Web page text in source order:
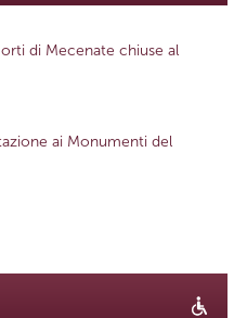
di Mecenate chiuse al
ai Monumenti del